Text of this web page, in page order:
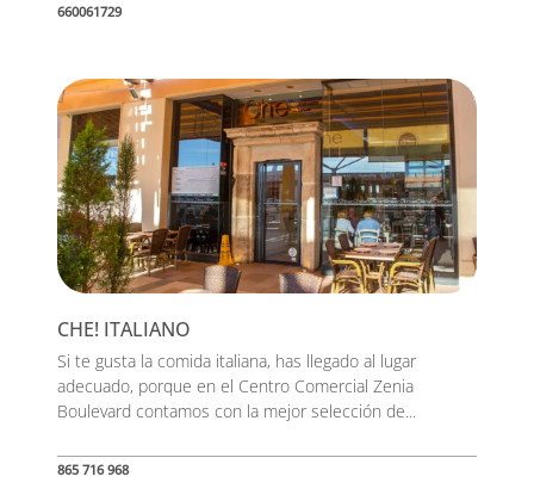
660061729
CHE! ITALIANO
Si te gusta la comida italiana, has llegado al lugar
adecuado, porque en el Centro Comercial Zenia
Boulevard contamos con la mejor selección de...
865 716 968